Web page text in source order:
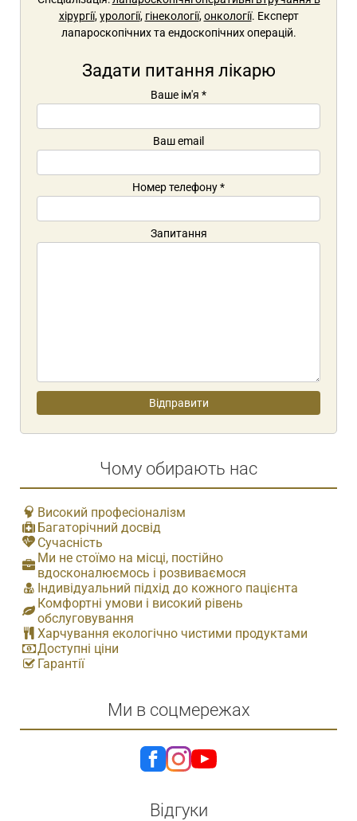
хірургії,урології, гінекології,онкології. Експерт
лапароскопічних та ендоскопічних операцій.
Задати питання лікарю
Ваше ім'я *
Ваш email
Номер телефону*
Запитання
Чому обирають нас
Високий професіоналізм
Багаторічний досвід
Сучасність
Ми не стоїмо на місці, постійно
вдосконалюємось і розвиваємося
Індивідуальний підхід до кожного пацієнта
Комфортні умови і високий рівень
обслуговування
Харчування екологічно чистими продуктами
Доступні ціни
Гарантії
Ми в соцмережах
Відгуки